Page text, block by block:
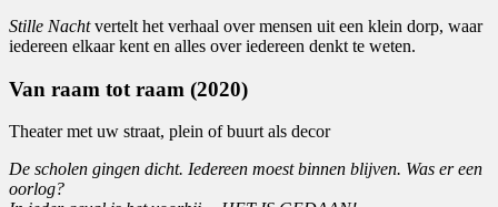
Stille Nachtvertelt het verhaal over mensen uit een klein dorp, waar
iedereen elkaar kent en alles over iedereen denkt te weten.
Van raam tot raam (2020)
Theater met uw straat, plein of buurt als decor
De scholen gingen dicht. Iedereen moest binnen blijven. Was er een
oorlog?